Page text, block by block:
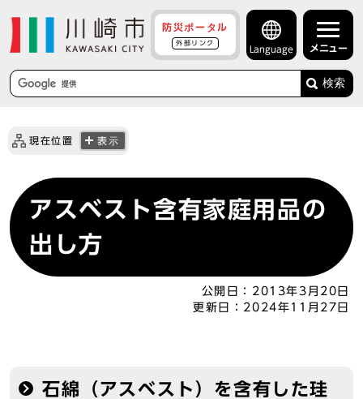
防災ポータル
外部リンク
Language メニュー
検索
現在位置 表示
アスベスト含有家庭用品の
出し方
公開日： 2013年3月20日
更新日： 2024年11月27日
石綿（アスベスト）を含有した珪